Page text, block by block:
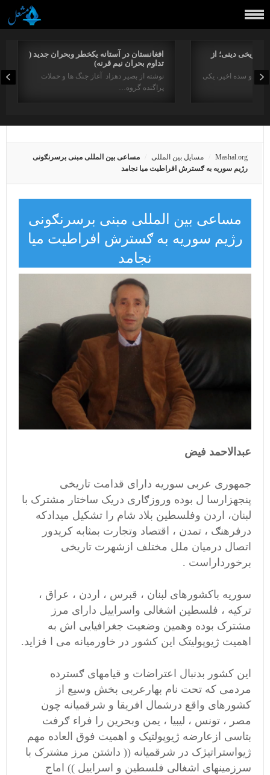
افغانستان در آستانه یکخطر وبحران جدید (
تداوم بحران نیم قرنه)
نوشته از بصیر دهزاد آغاز جنگ ها و حملات
پراگنده گروه…
دینی؛ از
در دو سده اخیر، یکی
Mashal.org مسایل بین المللی
مساعی بین المللی مبنی برسرنګونی
رژیم سوریه به ګسترش افراطیت میا نجامد
مساعی بین المللی مبنی برسرنګونی
رژیم سوریه به ګسترش افراطیت میا
نجامد
عبدالاحمد فیض
جمهوری عربی سوریه دارای قدامت تاریخی
پنجهزارسا ل بوده وروزګاری دریک ساختار مشترک با
لبنان، اردن وفلسطین بلاد شام را تشکیل میدادکه
درفرهنګ ، تمدن ، اقتصاد وتجارت بمثابه کریدور
اتصال درمیان ملل مختلف ازشهرت تاریخی
برخورداراست .
سوریه باکشورهای لبنان ، قبرس ، اردن ، عراق ،
ترکیه ، فلسطین اشغالی واسراییل دارای مرز
مشترک بوده وهمین وضعیت جغرافیایی اش به
اهمیت ژیوپولیتک این کشور در خاورمیانه می ا فزاید.
این کشور بدنبال اعتراضات و قیامهای ګسترده
مردمی که تحت نام بهارعربی بخش وسیع از
کشورهای واقع درشمال افریقا و شرقمیانه چون
مصر ، تونس ، لیبیا ، یمن وبحرین را فراء ګرفت
بتاسی ازعارضه ژیوپولتیک و اهمیت فوق العاده مهم
ژیواستراتیژک در شرقمیانه (( داشتن مرز مشترک با
سرزمینهای اشغالی فلسطین و اسراییل )) اماج